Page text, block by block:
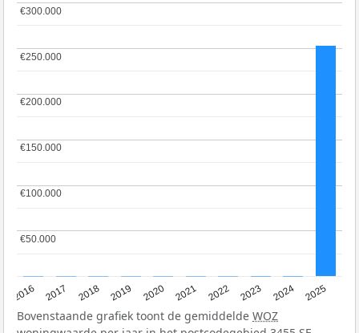
2016 2017 2018 2019 2020 2021 2022 2023 2024 2025
€50.000
€50.000
€100.000
€100.000
€150.000
€150.000
€200.000
€200.000
€250.000
€250.000
€300.000
€300.000
Bovenstaande grafiek toont de gemiddelde WOZ